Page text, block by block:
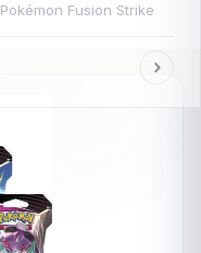
Pokémon Fusion Strike